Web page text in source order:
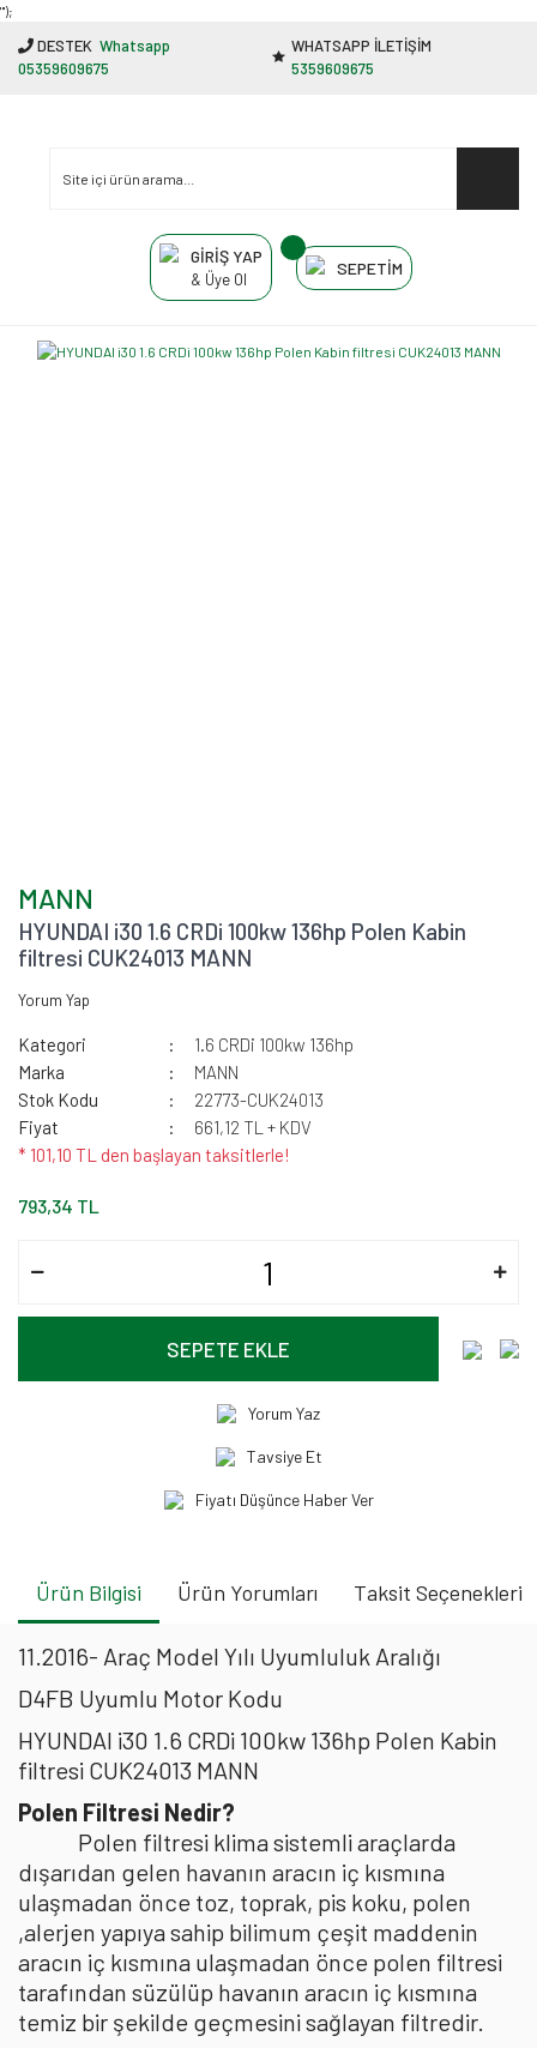
"');
DESTEK Whatsapp
05359609675
WHATSAPP İLETİŞİM
5359609675
GİRİŞ YAP
& Üye Ol
SEPETİM
MANN
HYUNDAI i30 1.6 CRDi 100kw 136hp Polen Kabin
filtresi CUK24013 MANN
Yorum Yap
Kategori
1.6 CRDi 100kw 136hp
Marka
MANN
Stok Kodu
22773-CUK24013
Fiyat
661,12 TL + KDV
* 101,10 TL den başlayan taksitlerle!
793,34 TL
SEPETE EKLE
Yorum Yaz
Tavsiye Et
Fiyatı Düşünce Haber Ver
Ürün Bilgisi Ürün Yorumları Taksit Seçenekleri
11.2016- Araç Model Yılı Uyumluluk Aralığı
D4FB Uyumlu Motor Kodu
HYUNDAI i30 1.6 CRDi 100kw 136hp Polen Kabin
filtresi CUK24013 MANN
Polen Filtresi Nedir?
Polen filtresi klima sistemli araçlarda
dışarıdan gelen havanın aracın iç kısmına
ulaşmadan önce toz, toprak, pis koku, polen
,alerjen yapıya sahip bilimum çeşit maddenin
aracın iç kısmına ulaşmadan önce polen filtresi
tarafından süzülüp havanın aracın iç kısmına
temiz bir şekilde geçmesini sağlayan filtredir.